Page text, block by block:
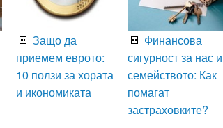
Защо да
приемем еврото:
10 ползи за хората
и икономиката
Финансова
сигурност за нас и
семейството: Как
помагат
застраховките?